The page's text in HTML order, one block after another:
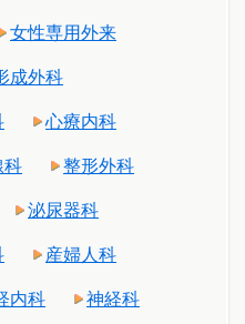
女性専用外来
成外科
心療内科
科 整形外科
泌尿器科
産婦人科
内科 神経科